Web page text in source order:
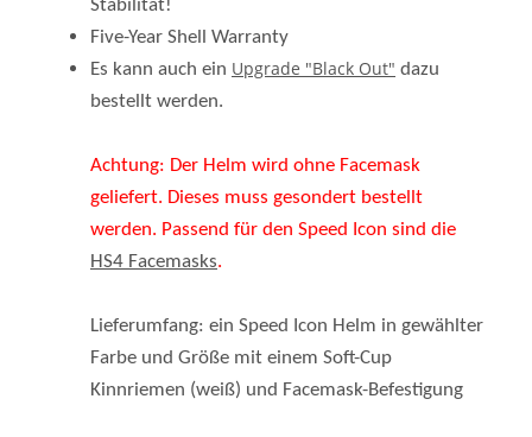
Five-Year Shell Warranty
Es kann auch einUpgrade "Black Out"
bestellt werden.
geliefert. Dieses muss gesondert bestellt
werden. Passend für den Speed Icon sind die
HS4 Facemasks.
Farbe und Größe mit einem Soft-Cup
Kinnriemen (weiß) und Facemask-Befestigung